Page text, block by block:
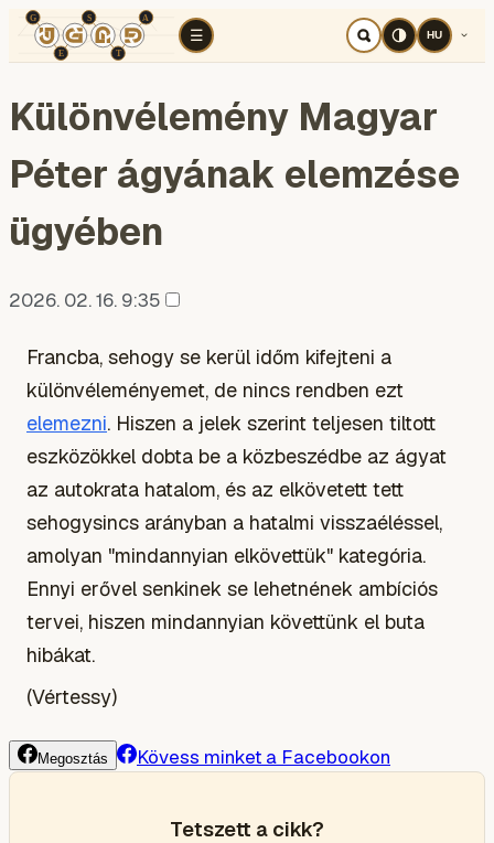
☰
TÉR KOGNITÍV HÁBORÚ
HU
Különvélemény Magyar
Péter ágyának elemzése
ügyében
2026. 02. 16. 9:35
Francba, sehogy se kerül időm kifejteni a
különvéleményemet, de nincs rendben ezt
elemezni. Hiszen a jelek szerint teljesen tiltott
eszközökkel dobta be a közbeszédbe az ágyat
az autokrata hatalom, és az elkövetett tett
sehogysincs arányban a hatalmi visszaéléssel,
amolyan "mindannyian elkövettük" kategória.
Ennyi erővel senkinek se lehetnének ambíciós
tervei, hiszen mindannyian követtünk el buta
hibákat.
(Vértessy)
Megosztás Kövess minket a Facebookon
Tetszett a cikk?